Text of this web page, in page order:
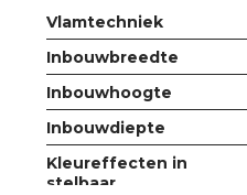
Vlamtechniek
Inbouwbreedte
Inbouwhoogte
Inbouwdiepte
Kleureffecten in
stelbaar